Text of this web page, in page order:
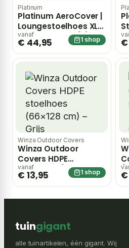
Platinum
Platinum AeroCover |
Loungestoelhoes XL
75 x 78 x 65-110(h) cm
vanaf
€ 44,95 1 shop €
Winza Outdoor Covers
Winza Outdoor
Covers HDPE
stoelhoes (66×128
cm) – Grijs
vanaf
€ 13,95 1 shop €
tuingigant
alle tuinartikelen, één gigant. Wij